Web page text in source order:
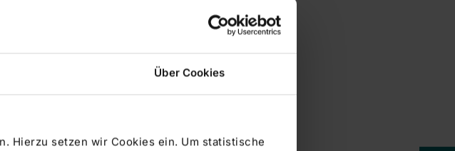
Über Cookies
Hierzu setzen wir Cookies ein. Um statistische
alle offenen
werden. Mit Blick
Warnstreiks
des
Ziel ist
und Mitarbeiter
vertraglich